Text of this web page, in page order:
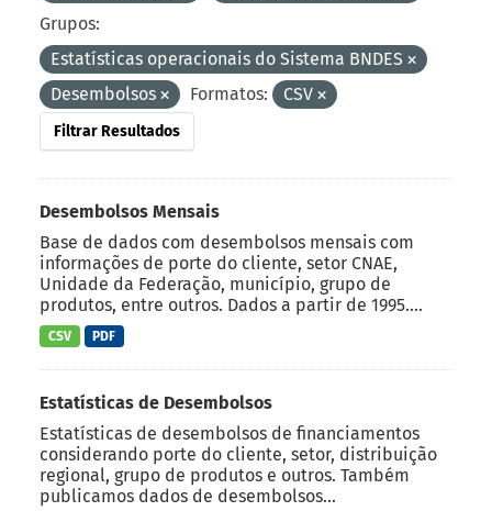
Grupos:
Estatísticas operacionais do Sistema BNDES
Desembolsos
Formatos: CSV
Filtrar Resultados
Desembolsos Mensais
Base de dados com desembolsos mensais com
informações de porte do cliente, setor CNAE,
Unidade da Federação, município, grupo de
produtos, entre outros. Dados a partir de 1995....
CSV PDF
Estatísticas de Desembolsos
Estatísticas de desembolsos de financiamentos
considerando porte do cliente, setor, distribuição
regional, grupo de produtos e outros. Também
publicamos dados de desembolsos...